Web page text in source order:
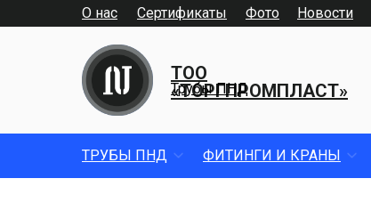
О нас Фото
Сертификаты Новости
ТОО
«ТОРГПРОМПЛАСТ»
Трубы ПНД
ТРУБЫ ПНД ФИТИНГИ И КРАНЫ